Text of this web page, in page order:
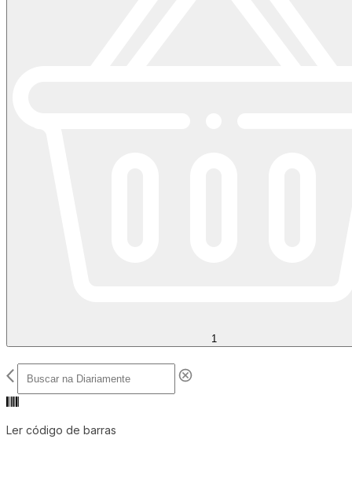
1
Ler código de barras